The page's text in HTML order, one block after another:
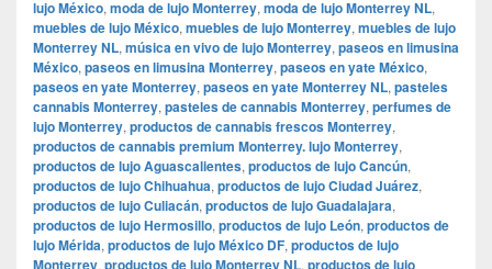
lujo México, moda de lujo Monterrey, moda de lujo Monterrey NL,
muebles de lujo México, muebles de lujo Monterrey, muebles de lujo
Monterrey NL, música en vivo de lujo Monterrey, paseos en limusina
México, paseos en limusina Monterrey, paseos en yate México,
paseos en yate Monterrey, paseos en yate Monterrey NL, pasteles
cannabis Monterrey, pasteles de cannabis Monterrey, perfumes de
lujo Monterrey, productos de cannabis frescos Monterrey,
productos de cannabis premium Monterrey. lujo Monterrey,
productos de lujo Aguascalientes, productos de lujo Cancún,
productos de lujo Chihuahua, productos de lujo Ciudad Juárez,
productos de lujo Culiacán, productos de lujo Guadalajara,
productos de lujo Hermosillo, productos de lujo León, productos de
lujo Mérida, productos de lujo México DF, productos de lujo
Monterrey, productos de lujo Monterrey NL, productos de lujo